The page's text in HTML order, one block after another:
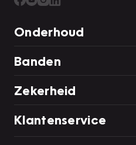
Onderhoud
Banden
Zekerheid
Klantenservice